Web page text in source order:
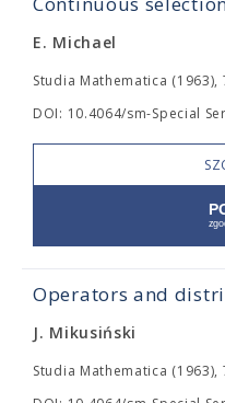
E. Michael
Studia Mathematica (1963),
DOI: 10.4064/sm-Special
Operators and
J. Mikusiński
Studia Mathematica (1963),